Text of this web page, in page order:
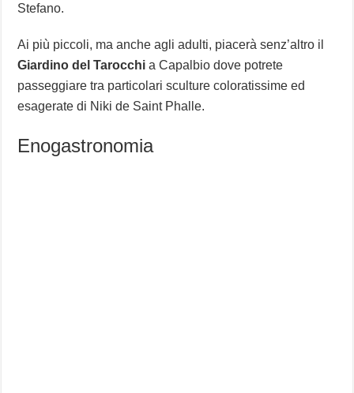
Stefano.
Ai più piccoli, ma anche agli adulti, piacerà senz’altro il
Giardino del Tarocchi a Capalbio dove potrete
passeggiare tra particolari sculture coloratissime ed
esagerate di Niki de Saint Phalle.
Enogastronomia